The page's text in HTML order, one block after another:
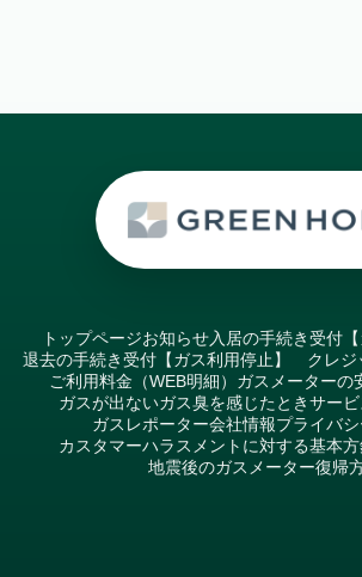
トップページお知らせ入居の手続き受付
退去の手続き受付【ガス利用停止】 クレ
ご利用料金（WEB明細） ガスメーターの
ガスが出ないガス臭を感じたときサー
ガスレポーター会社情報プライバ
カスタマーハラスメントに対する基本
地震後のガスメーター復帰